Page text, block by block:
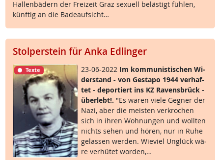
Hal­len­bä­d­ern der Frei­zeit Graz se­xu­ell be­läs­t­igt füh­len,
künf­tig an die Ba­de­auf­sicht…
Stolperstein für Anka Edlinger
Texte 23-06-2022 Im kom­mu­nis­ti­schen Wi­
der­stand - von Ge­sta­po 1944 ver­haf­
tet - de­por­tiert ins KZ Ra­vens­brück -
über­lebt!. "Es wa­ren vie­le Geg­ner der
Na­zi, aber die meis­ten ver­kro­chen
sich in ih­ren Woh­nun­gen und woll­ten
nichts se­hen und hö­ren, nur in Ru­he
ge­las­sen wer­den. Wie­viel Un­glück wä­
re ver­hü­tet wor­den,…